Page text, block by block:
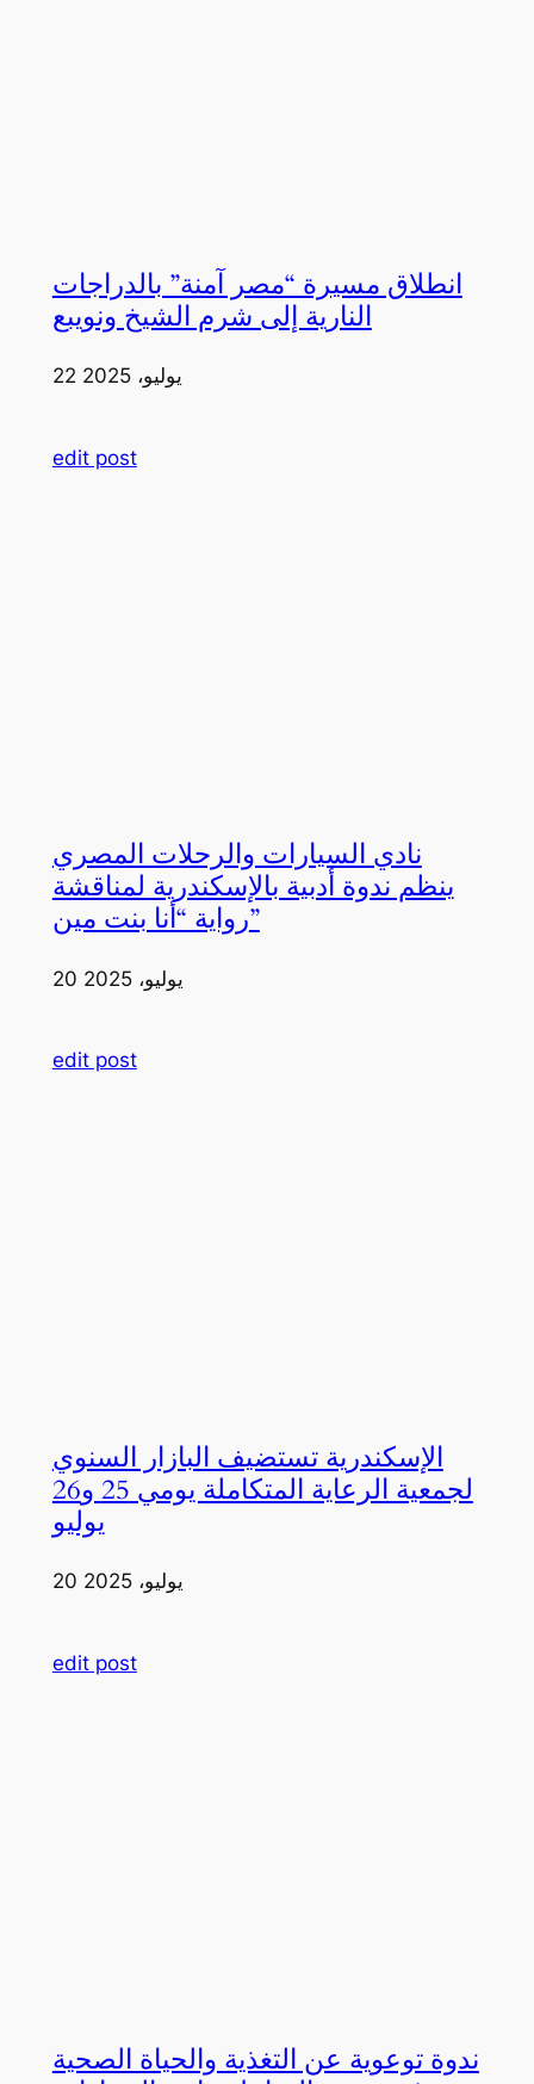
انطلاق مسيرة “مصر آمنة” بالدراجات
النارية إلى شرم الشيخ ونويبع
22 يوليو، 2025
edit post
نادي السيارات والرحلات المصري
ينظم ندوة أدبية بالإسكندرية لمناقشة
رواية “أنا بنت مين”
20 يوليو، 2025
edit post
الإسكندرية تستضيف البازار السنوي
لجمعية الرعاية المتكاملة يومي 25 و26
يوليو
20 يوليو، 2025
edit post
ندوة توعوية عن التغذية والحياة الصحية